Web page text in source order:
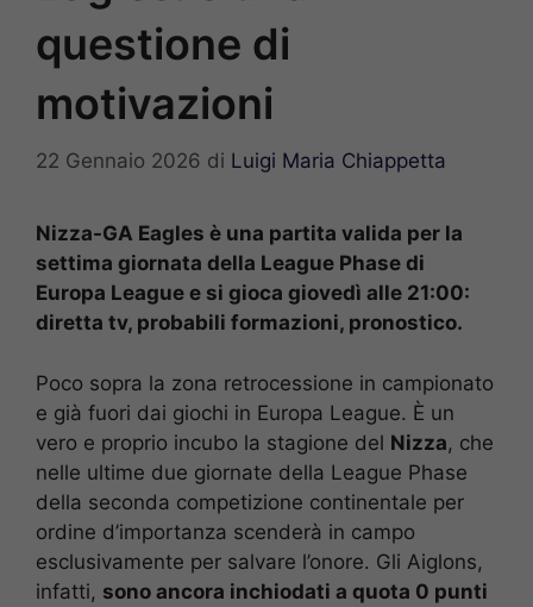
questione di
motivazioni
22 Gennaio 2026 di Luigi Maria Chiappetta
Nizza-GA Eagles è una partita valida per la
settima giornata della League Phase di
Europa League e si gioca giovedì alle 21:00:
diretta tv, probabili formazioni, pronostico.
Poco sopra la zona retrocessione in campionato
e già fuori dai giochi in Europa League. È un
vero e proprio incubo la stagione del Nizza, che
nelle ultime due giornate della League Phase
della seconda competizione continentale per
ordine d’importanza scenderà in campo
esclusivamente per salvare l’onore. Gli Aiglons,
infatti, sono ancora inchiodati a quota 0 punti